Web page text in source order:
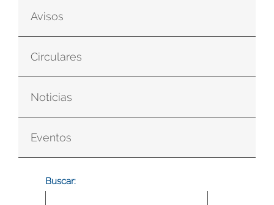
Avisos
Circulares
Noticias
Eventos
Buscar: